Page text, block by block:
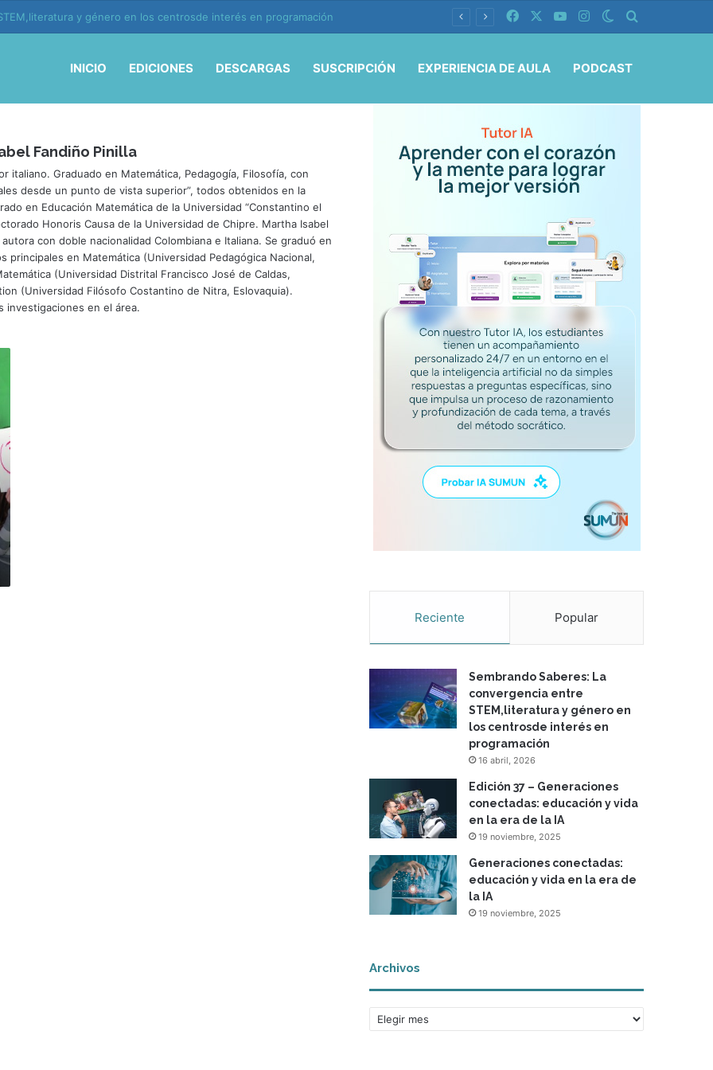
y género en los centrosde interés en programación Facebook YouTubeInstagramSwitch skin
INICIO EDICIONES DESCARGAS SUSCRIPCIÓN EXPERIENCIA DE AULA PODCAST
Fandiño Pinilla
italiano. Graduado en Matemática, Pedagogía, Filosofía, con
desde un punto de vista superior”, todos obtenidos en la
en Educación Matemática de la Universidad “Constantino el
Honoris Causa de la Universidad de Chipre. Martha Isabel
con doble nacionalidad Colombiana e Italiana. Se graduó en
principales en Matemática (Universidad Pedagógica Nacional,
(Universidad Distrital Francisco José de Caldas,
(Universidad Filósofo Costantino de Nitra, Eslovaquia).
investigaciones en el área.
Reciente Popular
Sembrando Saberes: La
convergencia entre
STEM,literatura y género en
los centrosde interés en
programación
16 abril, 2026
Edición 37 – Generaciones
conectadas: educación y vida
en la era de la IA
19 noviembre, 2025
Generaciones conectadas:
educación y vida en la era de
la IA
19 noviembre, 2025
Archivos
r